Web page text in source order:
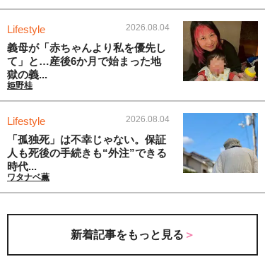
Lifestyle 2026.08.04
義母が「赤ちゃんより私を優先し
て」と…産後6か月で始まった地
獄の義...
姫野桂
Lifestyle 2026.08.04
「孤独死」は不幸じゃない。保証
人も死後の手続きも“外注”できる
時代...
ワタナベ薫
新着記事をもっと見る